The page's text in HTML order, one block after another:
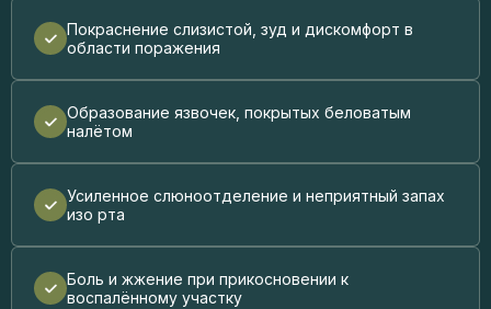
Покраснение слизистой, зуд и дискомфорт в
области поражения
Образование язвочек, покрытых беловатым
налётом
Усиленное слюноотделение и неприятный запах
изо рта
Боль и жжение при прикосновении к
воспалённому участку